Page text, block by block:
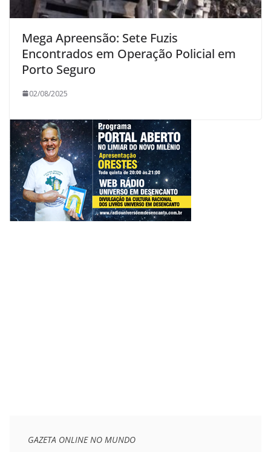
Mega Apreensão: Sete Fuzis
Encontrados em Operação Policial em
Porto Seguro
02/08/2025
GAZETA ONLINE NO MUNDO